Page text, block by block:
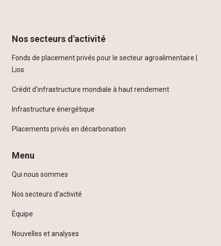
Nos secteurs d'activité
Fonds de placement privés pour le secteur agroalimentaire |
Lios
Crédit d'infrastructure mondiale à haut rendement
Infrastructure énergétique
Placements privés en décarbonation
Menu
Qui nous sommes
Nos secteurs d’activité
Équipe
Nouvelles et analyses